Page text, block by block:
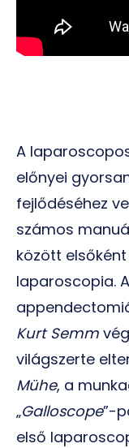
A
előnyei
fejlődéséhez
számos
között
laparoscopia.
Kurt Semm
világszerte
Mühe, a
„Galloscope”-
első